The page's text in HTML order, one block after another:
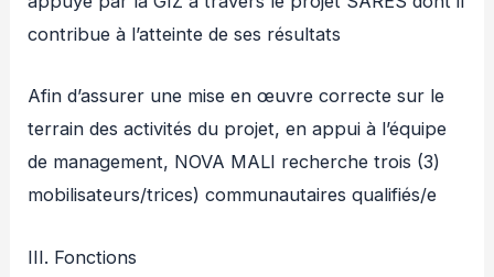
contribue à l’atteinte de ses résultats
Afin d’assurer une mise en œuvre correcte sur le
terrain des activités du projet, en appui à l’équipe
de management, NOVA MALI recherche trois (3)
mobilisateurs/trices) communautaires qualifiés/e
III. Fonctions